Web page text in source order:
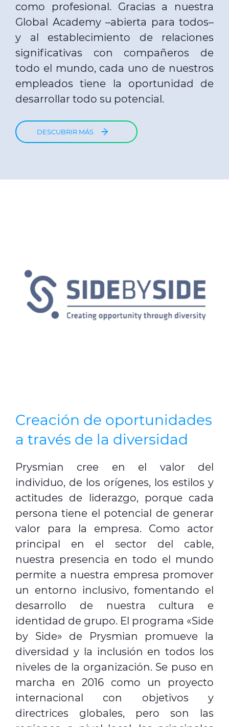
como profesional. Gracias a nuestra
Global Academy –abierta para todos–
y al establecimiento de relaciones
significativas con compañeros de
todo el mundo, cada uno de nuestros
empleados tiene la oportunidad de
desarrollar todo su potencial.
DESCUBRIR MÁS
Creación de oportunidades
a través de la diversidad
Prysmian cree en el valor del
individuo, de los orígenes, los estilos y
actitudes de liderazgo, porque cada
persona tiene el potencial de generar
valor para la empresa. Como actor
principal en el sector del cable,
nuestra presencia en todo el mundo
permite a nuestra empresa promover
un entorno inclusivo, fomentando el
desarrollo de nuestra cultura e
identidad de grupo. El programa «Side
by Side» de Prysmian promueve la
diversidad y la inclusión en todos los
niveles de la organización. Se puso en
marcha en 2016 como un proyecto
internacional con objetivos y
directrices globales, pero son las